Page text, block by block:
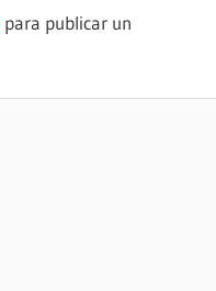
para publicar un